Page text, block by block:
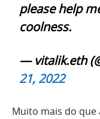
please help
coolness.
— vitalik.eth
21, 2022
Muito mais do